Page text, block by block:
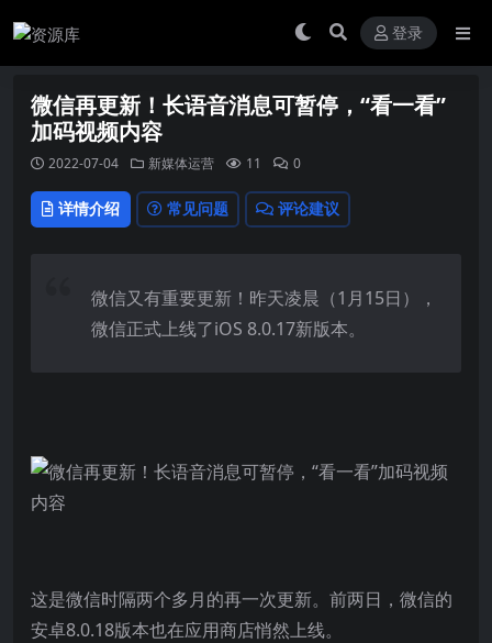
登录
微信再更新！长语音消息可暂停，“看一看”
加码视频内容
2022-07-04 新媒体运营 11 0
详情介绍 常见问题 评论建议
微信又有重要更新！昨天凌晨（1月15日），
微信正式上线了iOS 8.0.17新版本。
这是微信时隔两个多月的再一次更新。前两日，微信的
安卓8.0.18版本也在应用商店悄然上线。